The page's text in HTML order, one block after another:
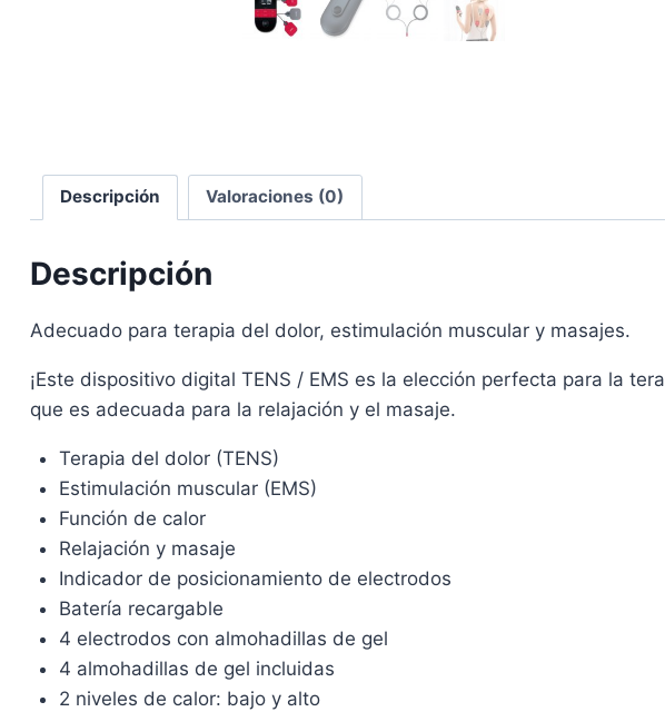
Descripción Valoraciones (0)
Descripción
Adecuado para terapia del dolor, estimulación muscular y masajes.
¡Este dispositivo digital TENS / EMS es la elección perfecta para la
que es adecuada para la relajación y el masaje.
Terapia del dolor (TENS)
Estimulación muscular (EMS)
Función de calor
Relajación y masaje
Indicador de posicionamiento de electrodos
Batería recargable
4 electrodos con almohadillas de gel
4 almohadillas de gel incluidas
2 niveles de calor: bajo y alto